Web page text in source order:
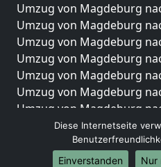
Umzug von Magdeburg
Umzug von Magdeburg
Umzug von Magdeburg
Umzug von Magdeburg
Umzug von Magdeburg
Umzug von Magdeburg
Umzug von Magdeburg
Umzug von Magdeburg
Umzug von Magdeburg
Umzug von Magdeburg
Diese Internetseite
Einverstanden
Nur